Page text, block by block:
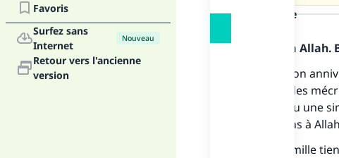
Favoris
Surfez sans
Internet
Nouveau
Retour vers l'ancienne
version
la réponse
Louange à
Célébrer son
imitation des
cultuelle ou une
demandons à
Si votre famille